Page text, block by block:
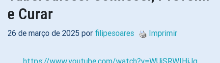
e Curar
26 de março de 2025 por filipesoares Imprimir
https://www.youtube.com/watch?v=WUjSRWIHiJg